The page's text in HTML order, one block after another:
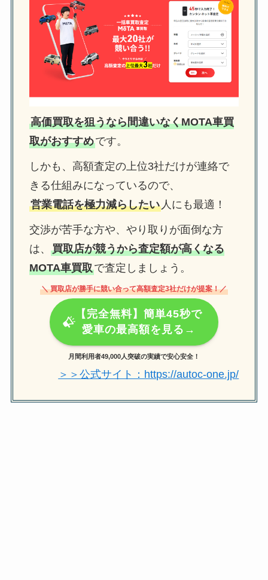
高価買取を狙うなら間違いなくMOTA車買
取がおすすめです。
しかも、高額査定の上位3社だけが連絡で
きる仕組みになっているので、
営業電話を極力減らしたい人にも最適！
交渉が苦手な方や、やり取りが面倒な方
は、 買取店が競うから査定額が高くなる
MOTA車買取で査定しましょう。
＼ 買取店が勝手に競い合って高額査定3社だけが提案！／
【完全無料】簡単45秒で
愛車の最高額を見る→
月間利用者49,000人突破の実績で安心安全！
＞＞公式サイト：https://autoc-one.jp/